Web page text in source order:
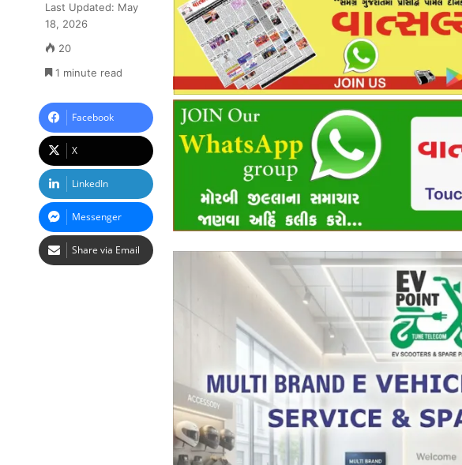
Last Updated: May
18, 2026
20
1 minute read
Facebook
X
LinkedIn
Messenger
Share via Email